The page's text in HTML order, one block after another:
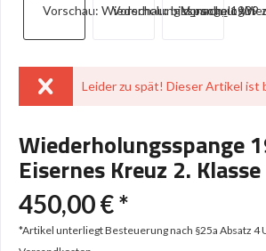
Leider zu spät! Dieser Artikel ist
Wiederholungsspange
Eisernes Kreuz 2.
450,00 € *
*Artikel unterliegt Besteuerung nach §25a Absatz 4